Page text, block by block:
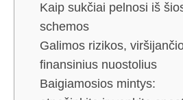
Kaip sukčiai pelnosi iš
schemos
Galimos rizikos,
finansinius nuostolius
Baigiamosios mintys: